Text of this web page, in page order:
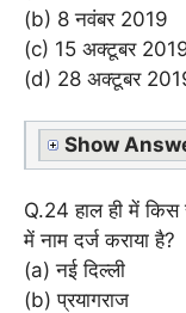
(b) 8 नवंबर 2019
(c) 15 अक्टूबर
(d) 28 अक्टूबर
Show
Q.24 हाल ही में किस
में नाम दर्ज कराया है?
(a) नई दिल्ली
(b) प्रयागराज